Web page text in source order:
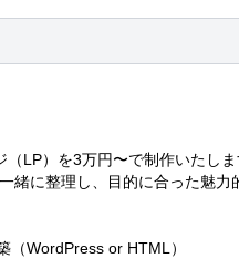
LP）を3万円〜で制作いたしま
緒に整理し、目的に合った魅力
（WordPress or HTML）